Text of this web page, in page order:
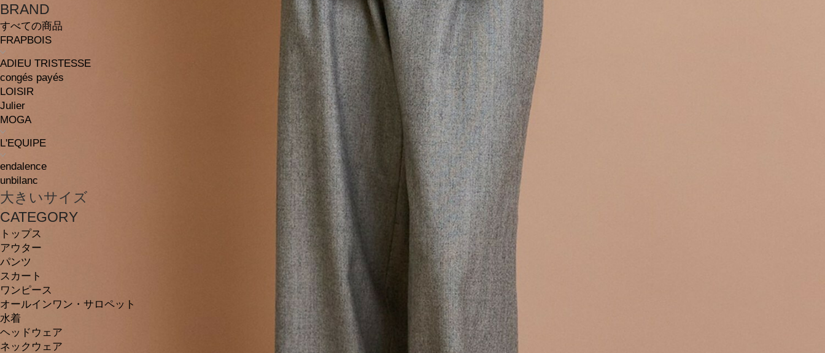
BRAND
すべての商品
FRAPBOIS
ADIEU TRISTESSE
congés payés
LOISIR
Julier
MOGA
L'EQUIPE
endalence
unbilanc
大きいサイズ
CATEGORY
トップス
アウター
パンツ
スカート
ワンピース
オールインワン・サロペット
水着
ヘッドウェア
ネックウェア